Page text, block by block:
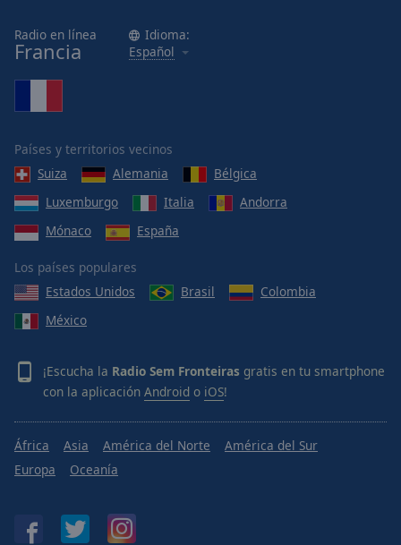
Radio en línea
Francia
Idioma:
Español
Países y territorios vecinos
Suiza
Alemania
Bélgica
Luxemburgo
Italia
Andorra
Mónaco
España
Los países populares
Estados Unidos
Brasil
Colombia
México
¡Escucha la Radio Sem Fronteiras gratis en tu smartphone
con la aplicación Android o iOS!
África Asia América del Norte
América del Sur
Europa
Oceanía